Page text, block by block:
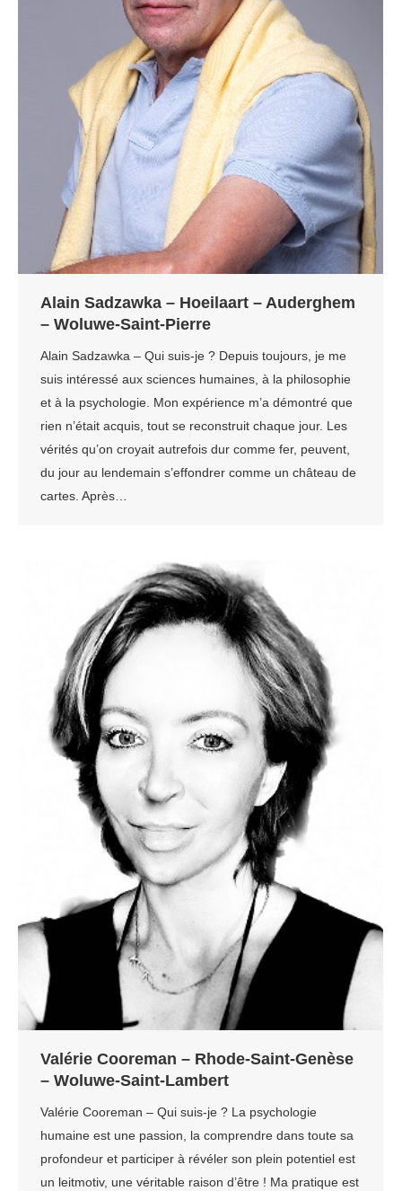
Alain Sadzawka – Hoeilaart – Auderghem
– Woluwe-Saint-Pierre
Alain Sadzawka – Qui suis-je ? Depuis toujours, je me
suis intéressé aux sciences humaines, à la philosophie
et à la psychologie. Mon expérience m’a démontré que
rien n’était acquis, tout se reconstruit chaque jour. Les
vérités qu’on croyait autrefois dur comme fer, peuvent,
du jour au lendemain s’effondrer comme un château de
cartes. Après…
Valérie Cooreman – Rhode-Saint-Genèse
– Woluwe-Saint-Lambert
Valérie Cooreman – Qui suis-je ? La psychologie
humaine est une passion, la comprendre dans toute sa
profondeur et participer à révéler son plein potentiel est
un leitmotiv, une véritable raison d’être ! Ma pratique est